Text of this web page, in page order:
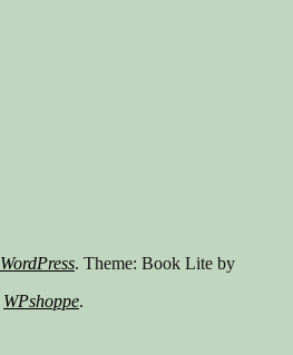
WordPress. Theme: Book Lite by
WPshoppe.